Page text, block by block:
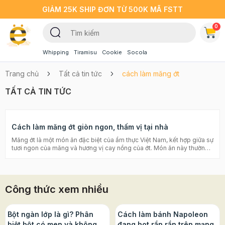
GIẢM 25K SHIP ĐƠN TỪ 500K MÃ FSTT
Whipping Tiramisu Cookie Socola
0
Trang chủ Tất cả tin tức cách làm măng ớt
TẤT CẢ TIN TỨC
Cách làm măng ớt giòn ngon, thấm vị tại nhà
Măng ớt là một món ăn đặc biệt của ẩm thực Việt Nam, kết hợp giữa sự
tươi ngon của măng và hương vị cay nồng của ớt. Món ăn này thường
gỏi gà chua ngọt đúng vị tại nhà Măng là một loại thực phẩm giàu chất
dinh dưỡng, giàu chất xơ và có vị ngọt tự nhiên. Khi kết hợp với ớt,
món măng ớt trở nên thú vị hơn bao giờ hết. Ớt tươi được cắt thành
những lát mỏng hoặc hạt, tạo nên sự cay nồng, đậm đà và hấp dẫn.
Món măng ớt thường được chế biến nhanh chóng, giữ nguyên độ tươi
Công thức xem nhiều
Bột ngàn lớp là gì? Phân
Cách làm bánh Napoleon